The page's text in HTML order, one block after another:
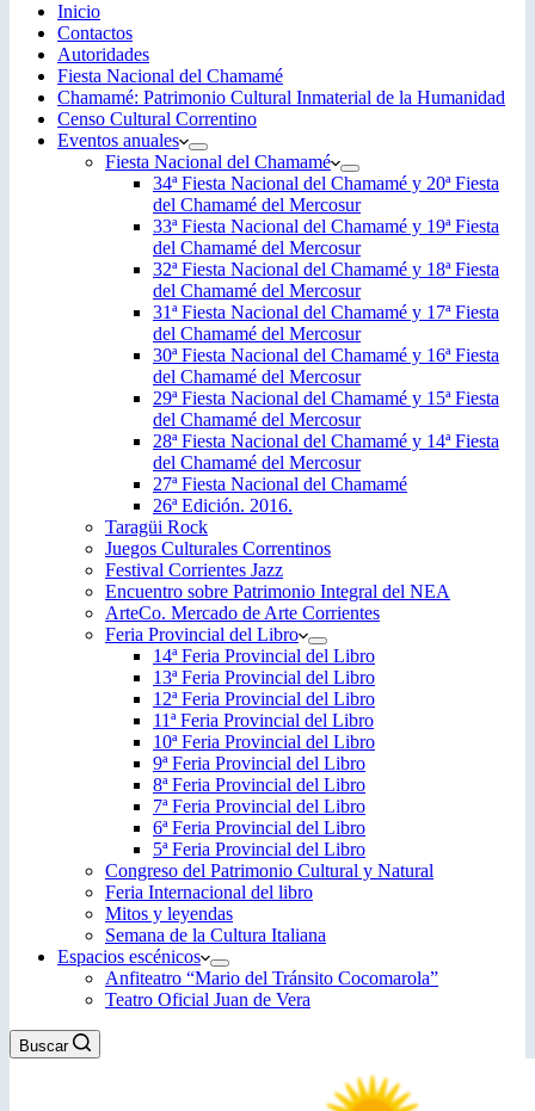
Inicio
Contactos
Autoridades
Fiesta Nacional del Chamamé
Chamamé: Patrimonio Cultural Inmaterial de la Humanidad
Censo Cultural Correntino
Eventos anuales
Fiesta Nacional del Chamamé
34ª Fiesta Nacional del Chamamé y 20ª Fiesta
del Chamamé del Mercosur
33ª Fiesta Nacional del Chamamé y 19ª Fiesta
del Chamamé del Mercosur
32ª Fiesta Nacional del Chamamé y 18ª Fiesta
del Chamamé del Mercosur
31ª Fiesta Nacional del Chamamé y 17ª Fiesta
del Chamamé del Mercosur
30ª Fiesta Nacional del Chamamé y 16ª Fiesta
del Chamamé del Mercosur
29ª Fiesta Nacional del Chamamé y 15ª Fiesta
del Chamamé del Mercosur
28ª Fiesta Nacional del Chamamé y 14ª Fiesta
del Chamamé del Mercosur
27ª Fiesta Nacional del Chamamé
26ª Edición. 2016.
Taragüi Rock
Juegos Culturales Correntinos
Festival Corrientes Jazz
Encuentro sobre Patrimonio Integral del NEA
ArteCo. Mercado de Arte Corrientes
Feria Provincial del Libro
14ª Feria Provincial del Libro
13ª Feria Provincial del Libro
12ª Feria Provincial del Libro
11ª Feria Provincial del Libro
10ª Feria Provincial del Libro
9ª Feria Provincial del Libro
8ª Feria Provincial del Libro
7ª Feria Provincial del Libro
6ª Feria Provincial del Libro
5ª Feria Provincial del Libro
Congreso del Patrimonio Cultural y Natural
Feria Internacional del libro
Mitos y leyendas
Semana de la Cultura Italiana
Espacios escénicos
Anfiteatro “Mario del Tránsito Cocomarola”
Teatro Oficial Juan de Vera
Buscar